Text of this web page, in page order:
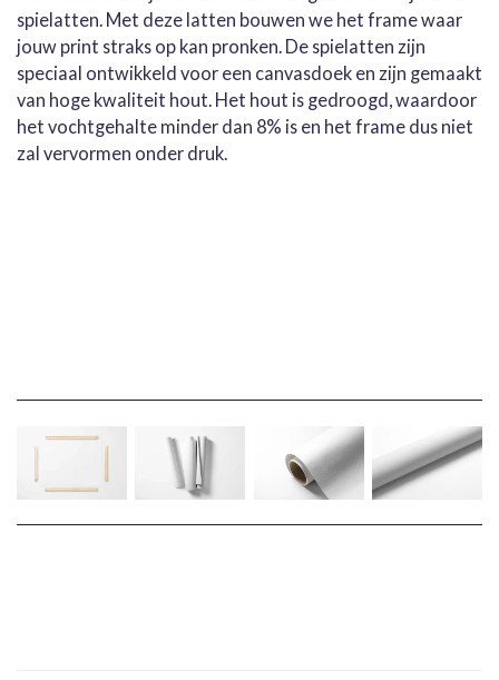
spielatten. Met deze latten bouwen we het frame waar
jouw print straks op kan pronken. De spielatten zijn
speciaal ontwikkeld voor een canvasdoek en zijn gemaakt
van hoge kwaliteit hout. Het hout is gedroogd, waardoor
het vochtgehalte minder dan 8% is en het frame dus niet
zal vervormen onder druk.